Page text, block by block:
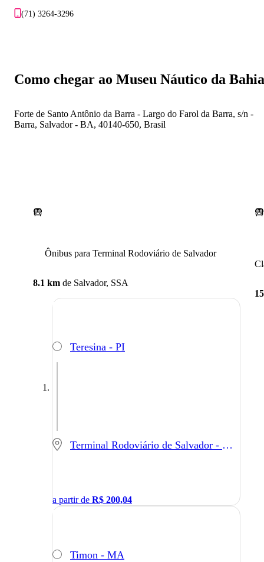
(71) 3264-3296
Como chegar ao Museu Náutico da Bahia
Forte de Santo Antônio da Barra - Largo do Farol da Barra, s/n -
Barra, Salvador - BA, 40140-650, Brasil
Ônibus para Terminal Rodoviário de Salvador
8.1 km de Salvador, SSA
Teresina - PI
Terminal Rodoviário de Salvador - Salvador - BA
a partir de R$ 200,04
Timon - MA